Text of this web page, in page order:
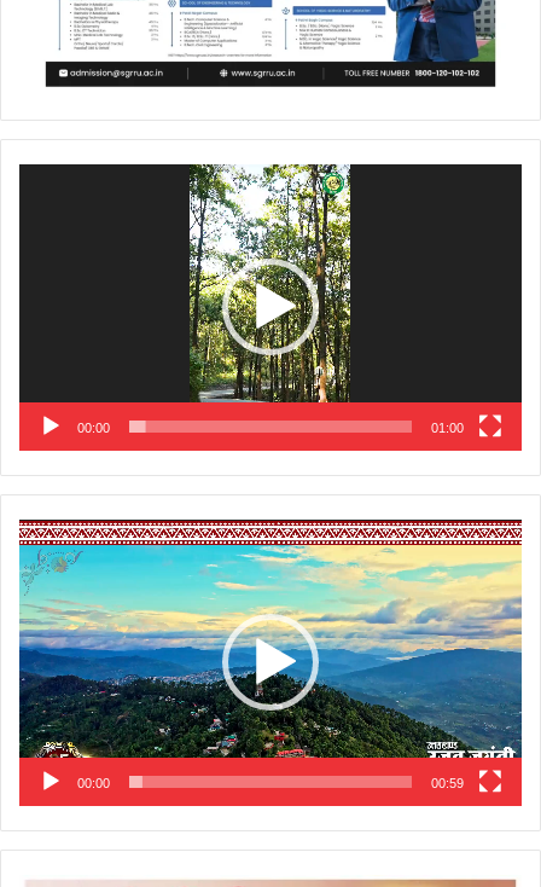
00:00 01:00
Video
Player
00:00 00:59